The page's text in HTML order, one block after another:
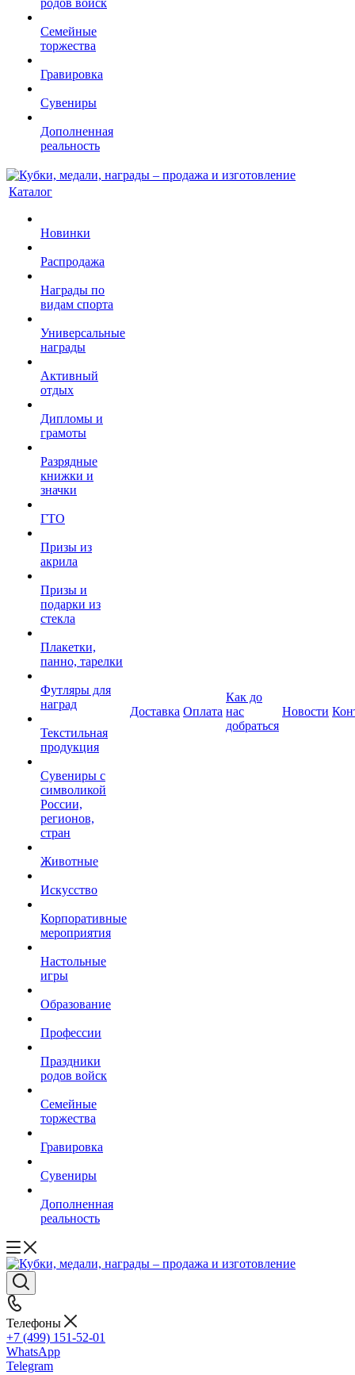
родов войск
Семейные
торжества
Гравировка
Сувениры
Дополненная
реальность
Каталог
Новинки
Распродажа
Награды по
видам спорта
Универсальные
награды
Активный
отдых
Дипломы и
грамоты
Разрядные
книжки и
значки
ГТО
Призы из
акрила
Призы и
подарки из
стекла
Плакетки,
панно, тарелки
Футляры для
наград
Текстильная
продукция
Сувениры с
символикой
России,
регионов,
стран
Животные
Искусство
Корпоративные
мероприятия
Настольные
игры
Образование
Профессии
Праздники
родов войск
Семейные
торжества
Гравировка
Сувениры
Дополненная
реальность
Доставка Оплата
Как до
нас
добраться
Новости
Телефоны
+7 (499) 151-52-01
WhatsApp
Telegram